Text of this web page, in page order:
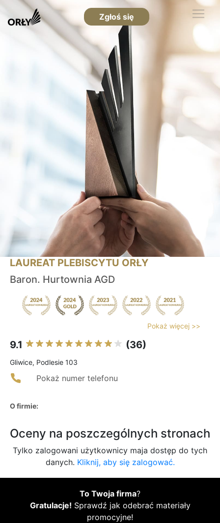
Zgłoś się
LAUREAT PLEBISCYTU ORŁY
Baron. Hurtownia AGD
Pokaż więcej >>
9.1 (36)
Gliwice, Podlesie 103
Pokaż numer telefonu
O firmie:
Oceny na poszczególnych stronach
Tylko zalogowani użytkownicy maja dostęp do tych
danych. Kliknij, aby się zalogować.
To Twoja firma?
Gratulacje! Sprawdź jak odebrać materiały
promocyjne!